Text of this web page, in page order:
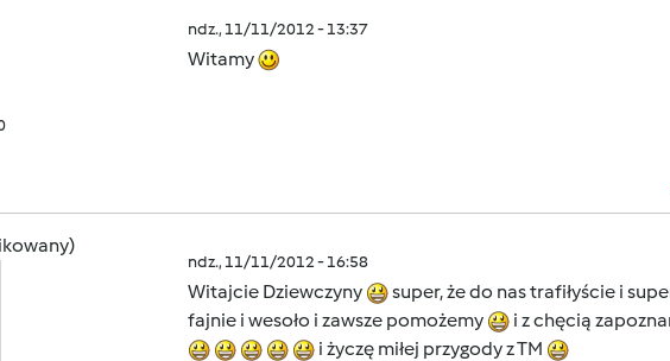
ndz., 11/11/2012 - 13:37
Witamy
ndz., 11/11/2012 - 16:58
Witajcie Dziewczyny
super, że do nas trafiłyście i
fajnie i wesoło i zawsze pomożemy
i z chęcią
i życzę miłej przygody z TM